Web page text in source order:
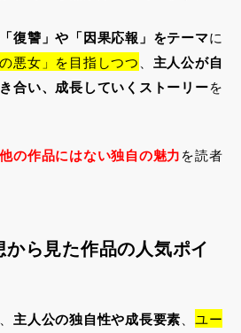
「復讐」や「因果応報」をテーマに
の悪女」を目指しつつ
主人公が自
合い、成長していくストーリーを
他の作品にはない独自の魅力を読者
ら見た作品の人気ポイ
主人公の独自性や成長要素、 ユー